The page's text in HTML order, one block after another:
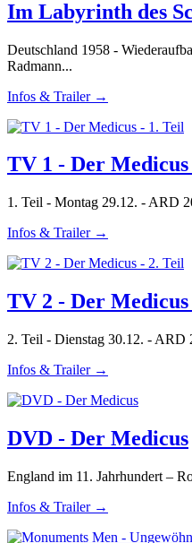
Im Labyrinth des
Deutschland 1958 -
Radmann...
Infos & Trailer →
TV 1 - Der
1. Teil - Montag 29.12. - ARD
Infos & Trailer →
TV 2 - Der
2. Teil - Dienstag 30.12. -
Infos & Trailer →
DVD - Der Medicus
England im 11. Jahrhundert –
Infos & Trailer →